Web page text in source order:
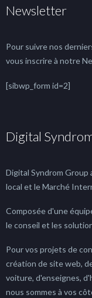
Newsletter
Pour suivre nos
vous inscrire à notre
[sibwp_form id=2]
Digital
Digital Syndrom Group
local et le Marché
Composée d'une
le conseil et les
Pour vos projets de
création de site web,
voiture, d'enseignes,
nous sommes à vos